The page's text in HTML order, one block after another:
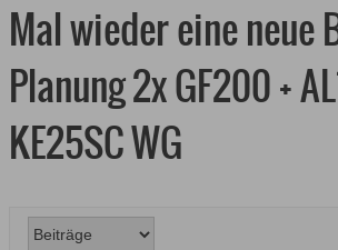
Mal wieder eine neue
Planung 2x GF200 +
KE25SC WG